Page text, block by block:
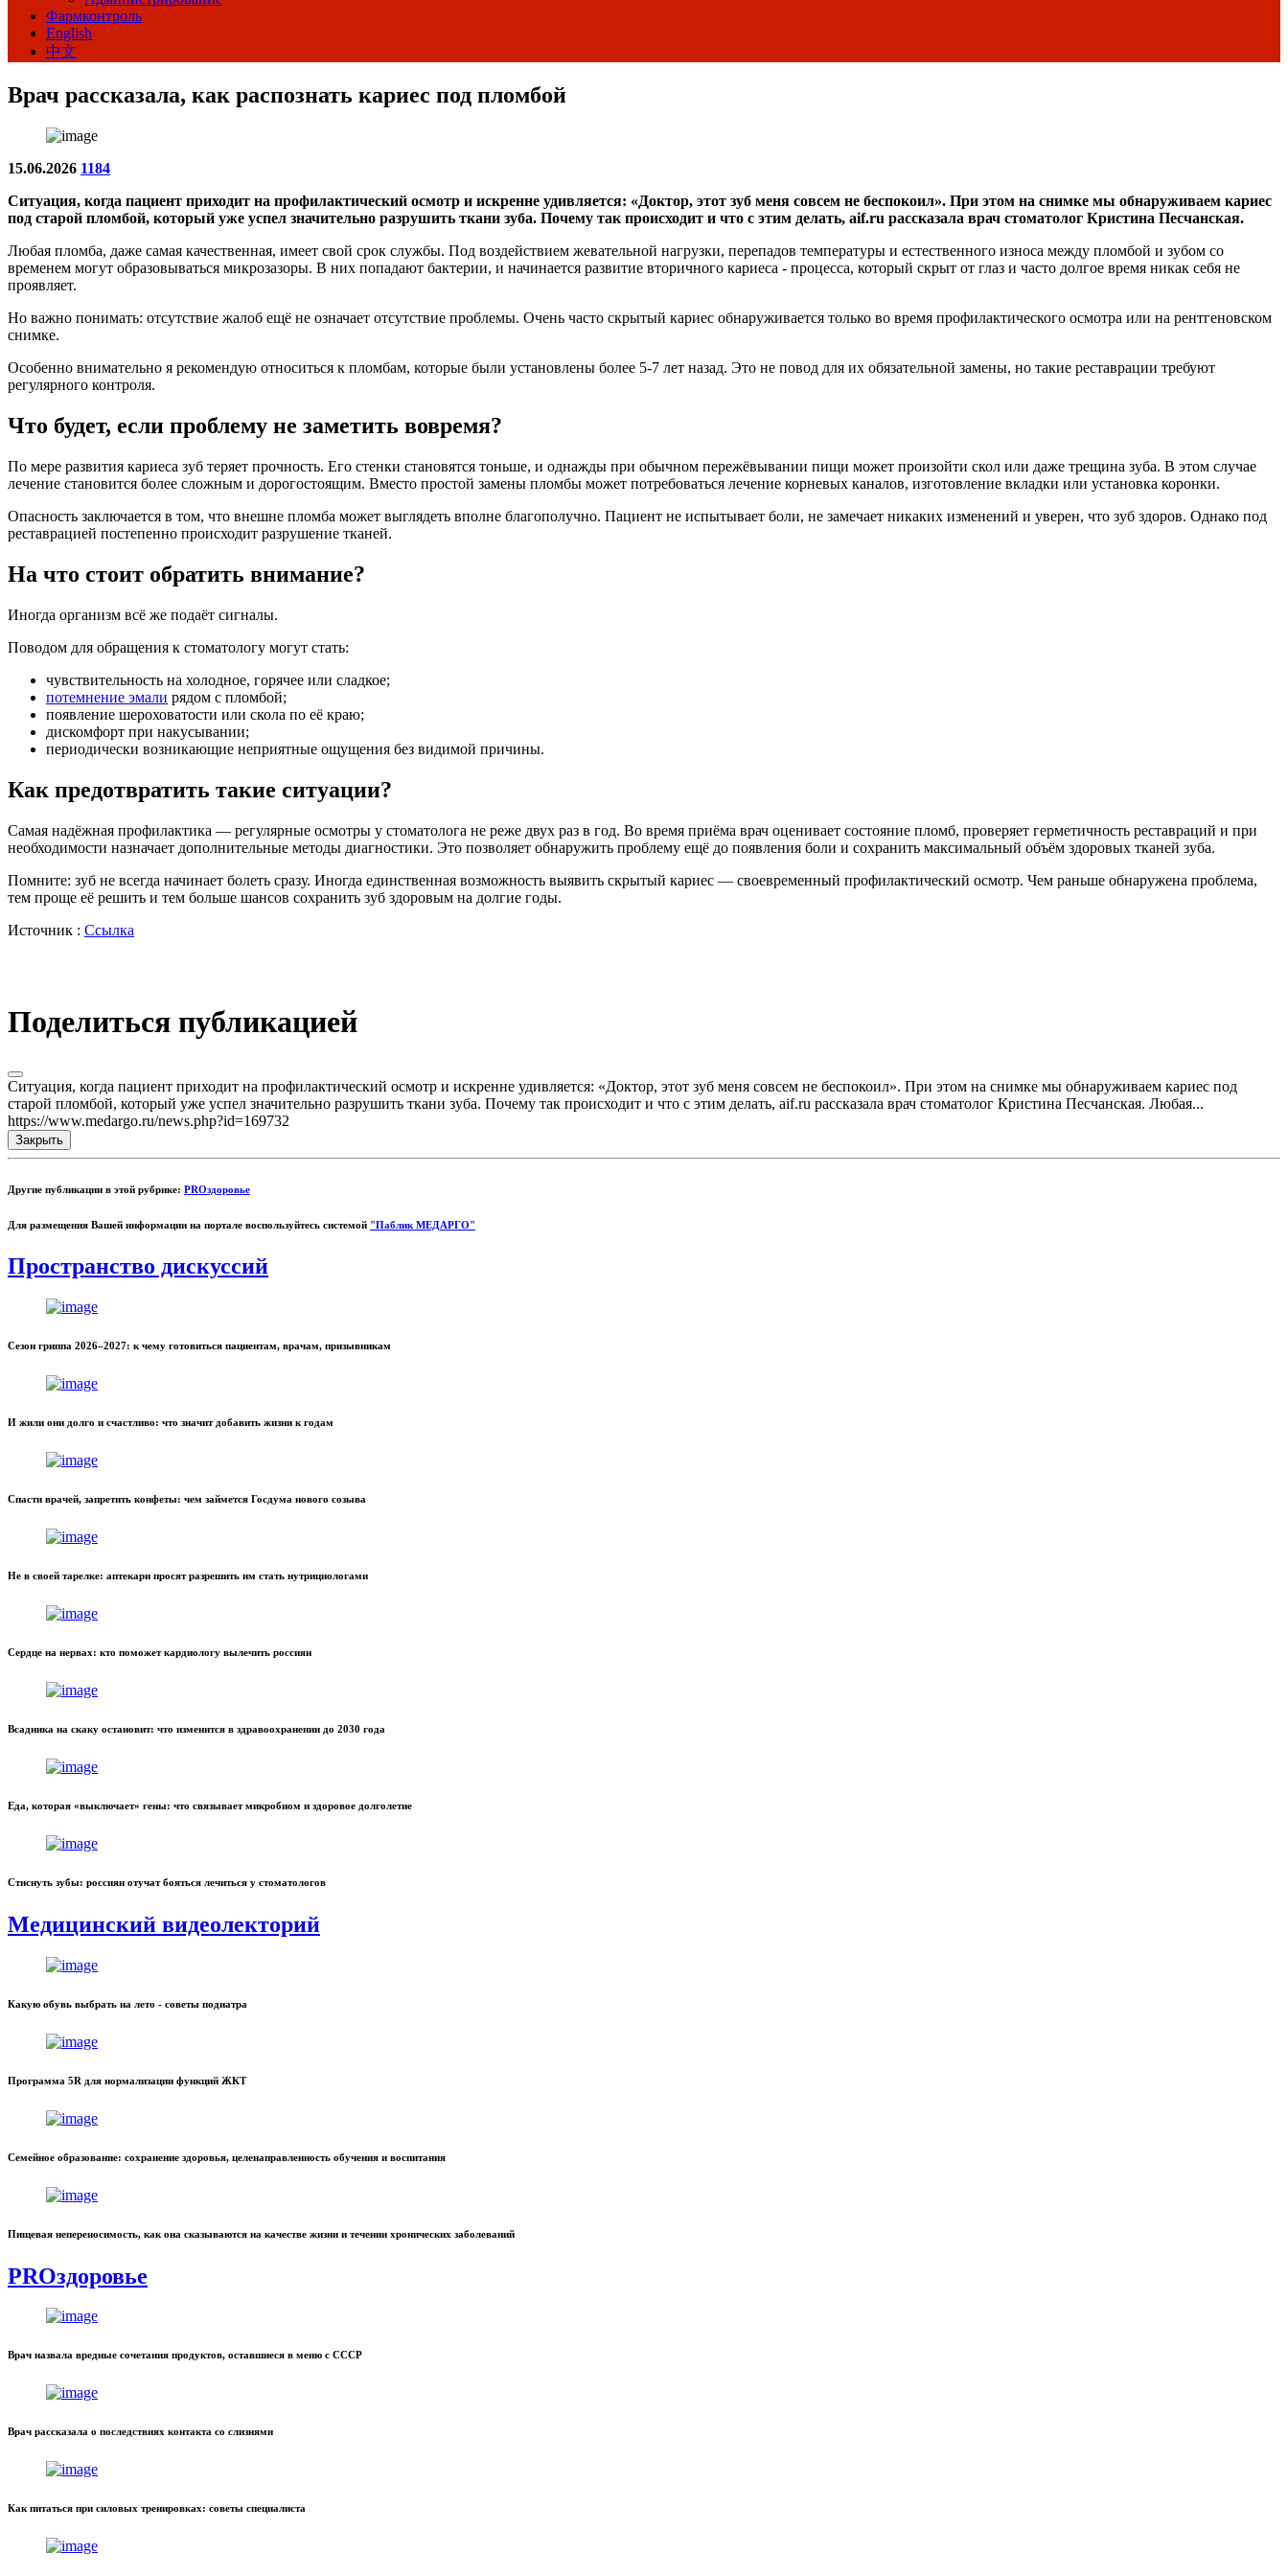
Фармконтроль
English
中文
Врач рассказала, как распознать кариес под пломбой
15.06.2026 1184
Cитуация, когда пациент приходит на профилактический осмотр и искренне удивляется: «Доктор, этот зуб меня совсем не беспокоил». При этом на снимке мы обнаруживаем кариес
под старой пломбой, который уже успел значительно разрушить ткани зуба. Почему так происходит и что с этим делать, aif.ru рассказала врач стоматолог Кристина Песчанская.
Любая пломба, даже самая качественная, имеет свой срок службы. Под воздействием жевательной нагрузки, перепадов температуры и естественного износа между пломбой и зубом со
временем могут образовываться микрозазоры. В них попадают бактерии, и начинается развитие вторичного кариеса - процесса, который скрыт от глаз и часто долгое время никак себя не
проявляет.
Но важно понимать: отсутствие жалоб ещё не означает отсутствие проблемы. Очень часто скрытый кариес обнаруживается только во время профилактического осмотра или на рентгеновском
снимке.
Особенно внимательно я рекомендую относиться к пломбам, которые были установлены более 5-7 лет назад. Это не повод для их обязательной замены, но такие реставрации требуют
регулярного контроля.
Что будет, если проблему не заметить вовремя?
По мере развития кариеса зуб теряет прочность. Его стенки становятся тоньше, и однажды при обычном пережёвывании пищи может произойти скол или даже трещина зуба. В этом случае
лечение становится более сложным и дорогостоящим. Вместо простой замены пломбы может потребоваться лечение корневых каналов, изготовление вкладки или установка коронки.
Опасность заключается в том, что внешне пломба может выглядеть вполне благополучно. Пациент не испытывает боли, не замечает никаких изменений и уверен, что зуб здоров. Однако под
реставрацией постепенно происходит разрушение тканей.
На что стоит обратить внимание?
Иногда организм всё же подаёт сигналы.
Поводом для обращения к стоматологу могут стать:
чувствительность на холодное, горячее или сладкое;
потемнение эмали рядом с пломбой;
появление шероховатости или скола по её краю;
дискомфорт при накусывании;
периодически возникающие неприятные ощущения без видимой причины.
Как предотвратить такие ситуации?
Самая надёжная профилактика — регулярные осмотры у стоматолога не реже двух раз в год. Во время приёма врач оценивает состояние пломб, проверяет герметичность реставраций и при
необходимости назначает дополнительные методы диагностики. Это позволяет обнаружить проблему ещё до появления боли и сохранить максимальный объём здоровых тканей зуба.
Помните: зуб не всегда начинает болеть сразу. Иногда единственная возможность выявить скрытый кариес — своевременный профилактический осмотр. Чем раньше обнаружена проблема,
тем проще её решить и тем больше шансов сохранить зуб здоровым на долгие годы.
Источник : Ссылка
Поделиться публикацией
Cитуация, когда пациент приходит на профилактический осмотр и искренне удивляется: «Доктор, этот зуб меня совсем не беспокоил». При этом на снимке мы обнаруживаем кариес под
старой пломбой, который уже успел значительно разрушить ткани зуба. Почему так происходит и что с этим делать, aif.ru рассказала врач стоматолог Кристина Песчанская. Любая...
https://www.medargo.ru/news.php?id=169732
Закрыть
Другие публикации в этой рубрике: PROздоровье
Для размещения Вашей информации на портале воспользуйтесь системой "Паблик МЕДАРГО"
Пространство дискуссий
Сезон гриппа 2026–2027: к чему готовиться пациентам, врачам, призывникам
И жили они долго и счастливо: что значит добавить жизни к годам
Спасти врачей, запретить конфеты: чем займется Госдума нового созыва
Не в своей тарелке: аптекари просят разрешить им стать нутрициологами
Сердце на нервах: кто поможет кардиологу вылечить россиян
Всадника на скаку остановит: что изменится в здравоохранении до 2030 года
Еда, которая «выключает» гены: что связывает микробиом и здоровое долголетие
Стиснуть зубы: россиян отучат бояться лечиться у стоматологов
Медицинский видеолекторий
Какую обувь выбрать на лето - советы подиатра
Программа 5R для нормализации функций ЖКТ
Семейное образование: сохранение здоровья, целенаправленность обучения и воспитания
Пищевая непереносимость, как она сказываются на качестве жизни и течении хронических заболеваний
PROздоровье
Врач назвала вредные сочетания продуктов, оставшиеся в меню с СССР
Врач рассказала о последствиях контакта со слизнями
Как питаться при силовых тренировках: советы специалиста